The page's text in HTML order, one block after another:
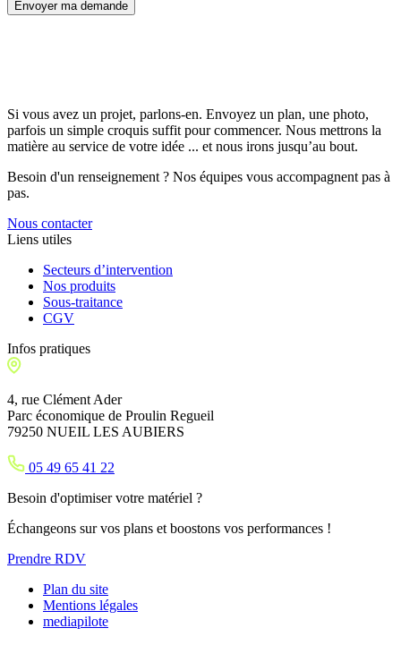
Envoyer ma demande
Si vous avez un projet, parlons-en. Envoyez un plan, une photo,
parfois un simple croquis suffit pour commencer. Nous mettrons la
matière au service de votre idée ... et nous irons jusqu’au bout.
Besoin d'un renseignement ? Nos équipes vous accompagnent pas à
pas.
Nous contacter
Liens utiles
Secteurs d’intervention
Nos produits
Sous-traitance
CGV
Infos pratiques
4, rue Clément Ader
Parc économique de Proulin Regueil
79250 NUEIL LES AUBIERS
05 49 65 41 22
Besoin d'optimiser votre matériel ?
Échangeons sur vos plans et boostons vos performances !
Prendre RDV
Plan du site
Mentions légales
mediapilote